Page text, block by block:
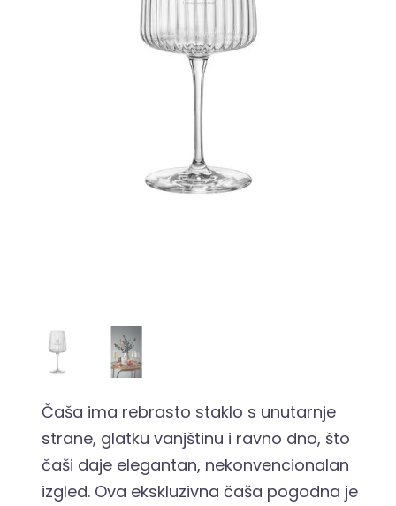
Čaša ima rebrasto staklo s unutarnje
strane, glatku vanjštinu i ravno dno, što
čaši daje elegantan, nekonvencionalan
izgled. Ova ekskluzivna čaša pogodna je